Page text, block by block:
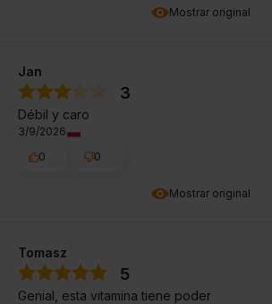
Mostrar original
Mostrar original
Jan
3
Débil y caro
3/9/2026
0
0
Tomasz
5
Genial, esta vitamina tiene poder